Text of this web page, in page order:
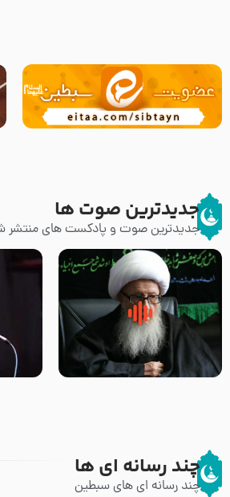
جدیدترین صوت ها
جدیدترین صوت و پادکست های منتشر
زوّار اربعین امام حسین (علیه
السلام) با این اشتیاق به زیارت
روضه
حسن
چند رسانه ای ها
چند رسانه ای های سبطین